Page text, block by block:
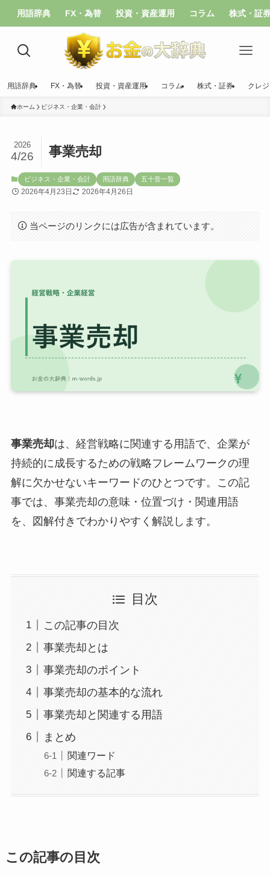
用語辞典 FX・為替 投資・資産運用 コラム 株式・証
用語辞典 FX・為替 投資・資産運用 コラム 株式・証券 クレ
ホーム ビジネス・企業・会計
事業売却
2026
4/26
ビジネス・企業・会計 用語辞典 五十音一覧
2026年4月23日 2026年4月26日
当ページのリンクには広告が含まれています。
事業売却は、経営戦略に関連する用語で、企業が
持続的に成長するための戦略フレームワークの理
解に欠かせないキーワードのひとつです。この記
事では、事業売却の意味・位置づけ・関連用語
を、図解付きでわかりやすく解説します。
目次
この記事の目次
事業売却とは
事業売却のポイント
事業売却の基本的な流れ
事業売却と関連する用語
まとめ
関連ワード
関連する記事
この記事の目次